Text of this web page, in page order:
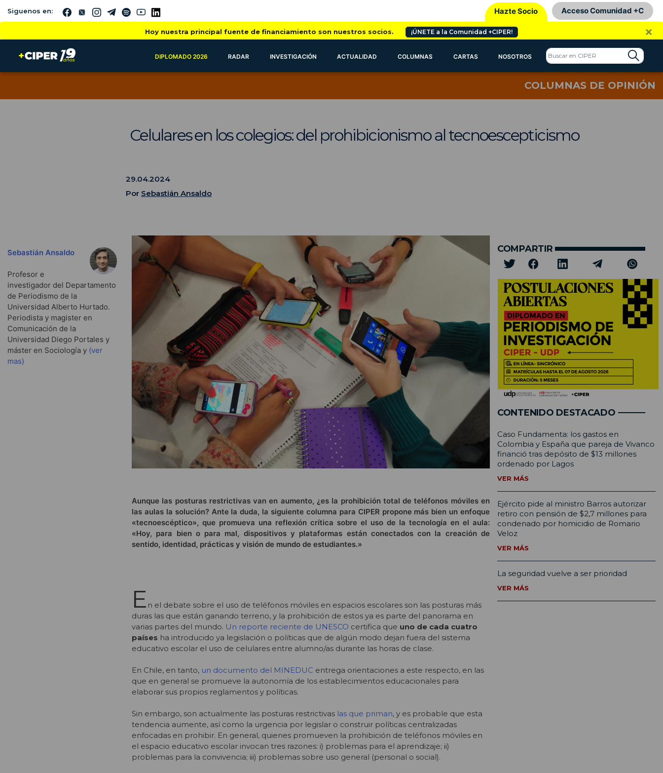
Siguenos en: Hazte Socio Acceso Comunidad +C
Hoy nuestra principal fuente de financiamiento son nuestros socios. ¡ÚNETE a la Comunidad +CIPER! ×
DIPLOMADO 2026 RADAR INVESTIGACIÓN ACTUALIDAD COLUMNAS CARTAS NOSOTROS
COLUMNAS DE OPINIÓN
Celulares en los colegios: del prohibicionismo al tecnoescepticismo
29.04.2024
Por Sebastián Ansaldo
Sebastián Ansaldo
Profesor e
investigador del Departamento
de Periodismo de la
Universidad Alberto Hurtado.
Periodista y magister en
Comunicación de la
Universidad Diego Portales y
máster en Sociología y (ver
mas)
Aunque las posturas restrictivas van en aumento, ¿es la prohibición total de teléfonos móviles en
las aulas la solución? Ante la duda, la siguiente columna para CIPER propone más bien un enfoque
«tecnoescéptico», que promueva una reflexión crítica sobre el uso de la tecnología en el aula:
«Hoy, para bien o para mal, dispositivos y plataformas están conectados con la creación de
sentido, identidad, prácticas y visión de mundo de estudiantes.»
E n el debate sobre el uso de teléfonos móviles en espacios escolares son las posturas más
duras las que están ganando terreno, y la prohibición de estos ya es parte del panorama en
varias partes del mundo. Un reporte reciente de UNESCO certifica que uno de cada cuatro
países ha introducido ya legislación o políticas que de algún modo dejan fuera del sistema
educativo escolar el uso de celulares entre alumno/as durante las horas de clase.
En Chile, en tanto, un documento del MINEDUC entrega orientaciones a este respecto, en las
que en general se promueve la autonomía de los establecimientos educacionales para
elaborar sus propios reglamentos y políticas.
Sin embargo, son actualmente las posturas restrictivas las que priman, y es probable que esta
tendencia aumente, así como la urgencia por legislar o construir políticas centralizadas
enfocadas en prohibir. En general, quienes promueven la prohibición de teléfonos móviles en
el espacio educativo escolar invocan tres razones: i) problemas para el aprendizaje; ii)
problemas para la convivencia; iii) problemas sobre uso general (personal o social).
COMPARTIR
CONTENIDO DESTACADO
Caso Fundamenta: los gastos en
Colombia y España que pareja de Vivanco
financió tras depósito de $13 millones
ordenado por Lagos
VER MÁS
Ejército pide al ministro Barros autorizar
retiro con pensión de $2,7 millones para
condenado por homicidio de Romario
Veloz
VER MÁS
La seguridad vuelve a ser prioridad
VER MÁS